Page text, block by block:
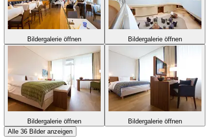
Bildergalerie öffnen Bildergalerie öffnen
Bildergalerie öffnen
Bildergalerie öffnen
Alle 36 Bilder anzeigen